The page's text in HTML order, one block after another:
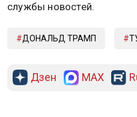
службы новостей.
ДОНАЛЬД ТРАМП
Дзен MAX